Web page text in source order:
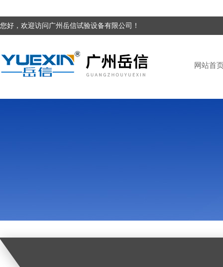
您好，欢迎访问广州岳信试验设备有限公司！
网站首